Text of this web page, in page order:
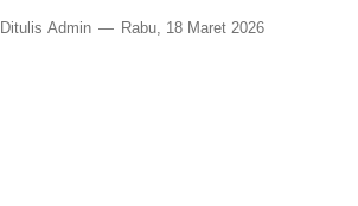
Ditulis Admin Rabu, 18 Maret 2026